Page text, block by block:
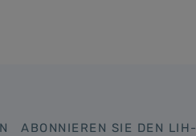
ABONNIEREN SIE DEN LIH-